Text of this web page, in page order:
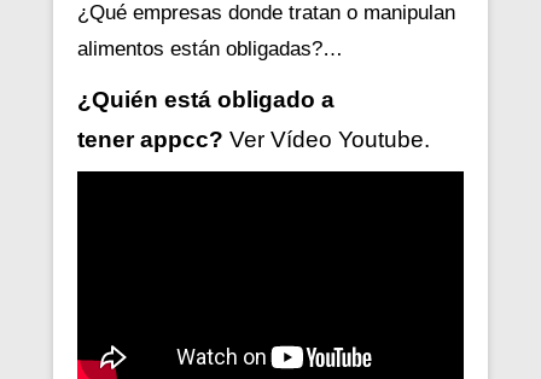
¿Qué empresas donde tratan o manipulan
alimentos están obligadas?…
¿Quién está obligado a
tenerappcc? Ver Vídeo Youtube.